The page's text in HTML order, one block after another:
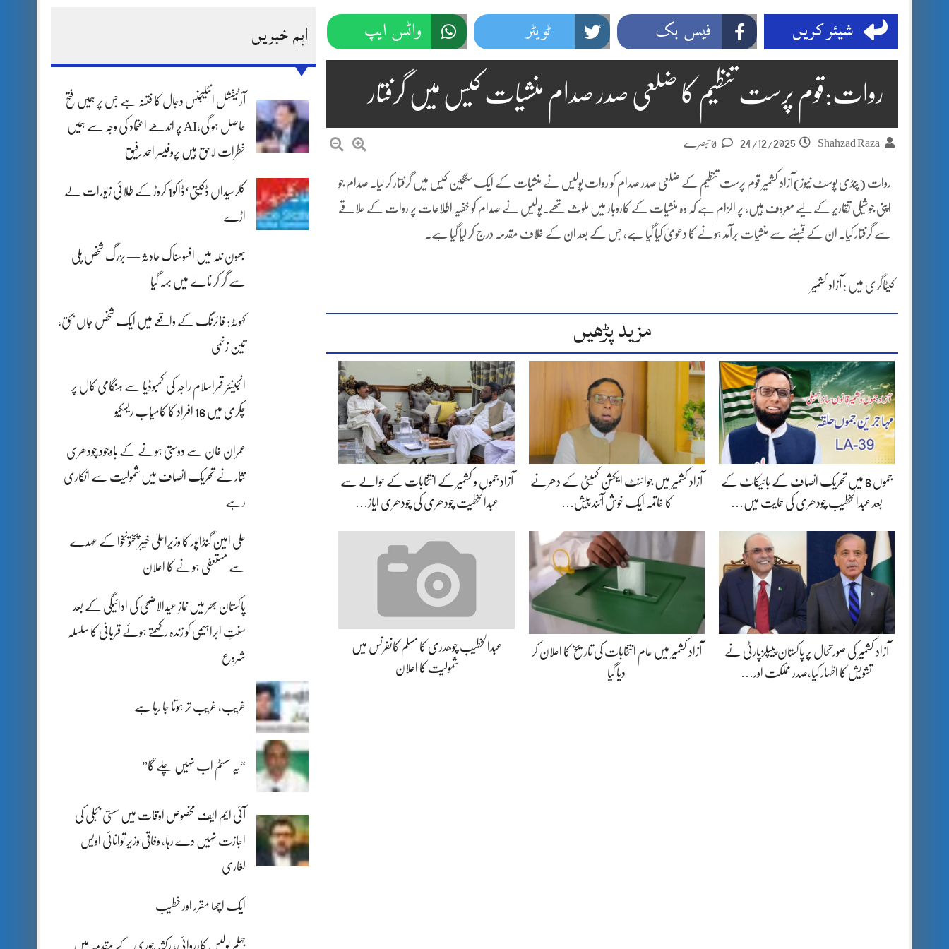
اہم خبریں
آرٹیفشل انٹلیجنس دجال کا فتنہ ہے جس پر ہمیں فتح
حاصل ہو گی،AI پر اندھے اعتماد کی وجہ سے ہمیں
خطرات لاحق ہیں پروفیسر احمد رفیق
کلرسیداں ڈکیتی‘ڈاکو1 کروڑ کے طلائی زیورات لے
اڑے
بھون نلہ میں افسوسناک حادثہ — بزرگ شخص پلی
سے گر کر نالے میں بہہ گیا
کہوٹہ: فائرنگ کے واقعے میں ایک شخص جاں بحق،
تین زخمی
انجینئر قمراسلام راجہ کی کمبوڈیا سے ہنگامی کال پر
چکری میں 16 افراد کا کامیاب ریسکیو
عمران خان سے دوستی ہونے کے باوجود چودھری
نثار نے تحریک انصاف میں شمولیت سے انکاری
رہے
علی امین گنڈاپور کا وزیراعلیٰ خیبرپختونخوا کے عہدے
سے مستعفی ہونے کا اعلان
پاکستان بھر میں نمازِ عیدالاضحی کی ادائیگی کے بعد
سنتِ ابراہیمی کو زندہ رکھتے ہوئے قربانی کا سلسلہ
شروع
غریب، غریب تر ہوتا جا رہا ہے
“یہ سسٹم اب نہیں چلے گا”
آئی ایم ایف مخصوص اوقات میں سستی بجلی کی
اجازت نہیں دے رہا، وفاقی وزیر توانائی اویس
لغاری
ایک اچھا مقرر اور خطیب
جہلم پولیس کارروائی، رکشہ چوری کے مقدمہ میں
شیئر کریں فیس بک ٹویٹر واٹس ایپ
روات:قوم پرست تنظیم کا ضلعی صدر صدام منشیات کیس میں گرفتار
Shahzad Raza
24/12/2025
روات (پنڈی پوسٹ نیوز)آزاد کشمیر قوم پرست تنظیم کے ضلعی صدر صدام کو روات پولیس نے منشیات کے ایک سنگین کیس میں گرفتار کر لیا۔ صدام جو
اپنی جوشیلی تقاریر کے لیے معروف ہیں، پر الزام ہے کہ وہ منشیات کے کاروبار میں ملوث تھے۔پولیس نے صدام کو خفیہ اطلاعات پر روات کے علاقے
سے گرفتار کیا۔ ان کے قبضے سے منشیات برآمد ہونے کا دعویٰ کیا گیا ہے، جس کے بعد ان کے خلاف مقدمہ درج کر لیا گیا ہے۔
کیٹاگری میں : آزاد کشمیر
مزید پڑھیں
جموں 6 میں تحریک انصاف کے بائیکاٹ کے
بعد عبدالخطیب چودھری کی حمایت میں…
آزاد کشمیر میں جوائنٹ ایکشن کمیٹی کے دھرنے
کا خاتمہ ایک خوش آئند پیش…
آزاد جموں و کشمیر کے انتخابات کے حوالے سے
عبدالخطیت چودھری کی چودھری ایاز…
آزاد کشمیر کی صورتحال پر پاکستان پیپلزپارٹی نے
تشویش کا اظہار کیا،صدر مملکت اور…
آزاد کشمیر میں عام انتخابات کی تاریخ کا اعلان کر
دیا گیا
عبدالخطیب چوھدری کا مسلم کانفرنس میں
شمولیت کا اعلان